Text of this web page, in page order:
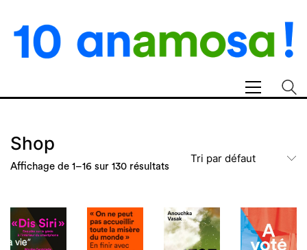
Shop
Affichage de 1–16 sur 130 résultats
Tri par défaut